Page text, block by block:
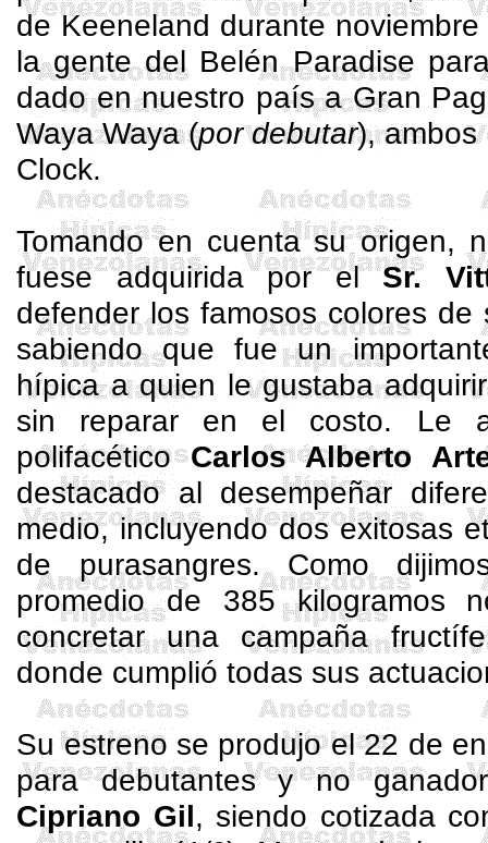
deKeeneland durante
la gente del Belén Paradise
dado en nuestro país a Gran
Waya Waya(por debutar), ambos
Clock.
Tomando en cuenta su origen,
fuese adquirida por elSr.
defender los famosos colores
sabiendo que fue un
hípica a quien le gustaba
sin reparar en el costo. Le
polifacéticoCarlos Alberto
destacado al desempeñar
medio, incluyendo dos exitosas
de purasangres. Como
promedio de 385 kilogramos
concretar una campaña
donde cumplió todas sus
Su estreno se produjo el 22 de
para debutantes y no
Cipriano Gil, siendo cotizada